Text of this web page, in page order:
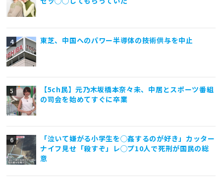
東芝、中国へのパワー半導体の技術供与を中止
【5ch民】元乃木坂橋本奈々未、中居とスポーツ番組
の司会を始めてすぐに卒業
「泣いて嫌がる小学生を◯姦するのが好き」カッター
ナイフ見せ「殺すぞ」レ◯プ10人で死刑が国民の総
意